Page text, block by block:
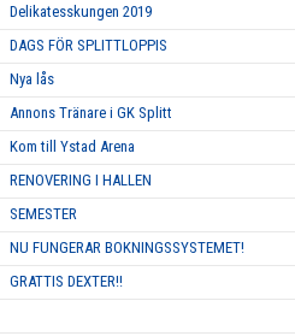
Delikatesskungen 2019
DAGS FÖR SPLITTLOPPIS
Nya lås
Annons Tränare i GK Splitt
Kom till Ystad Arena
RENOVERING I HALLEN
SEMESTER
NU FUNGERAR BOKNINGSSYSTEMET!
GRATTIS DEXTER!!